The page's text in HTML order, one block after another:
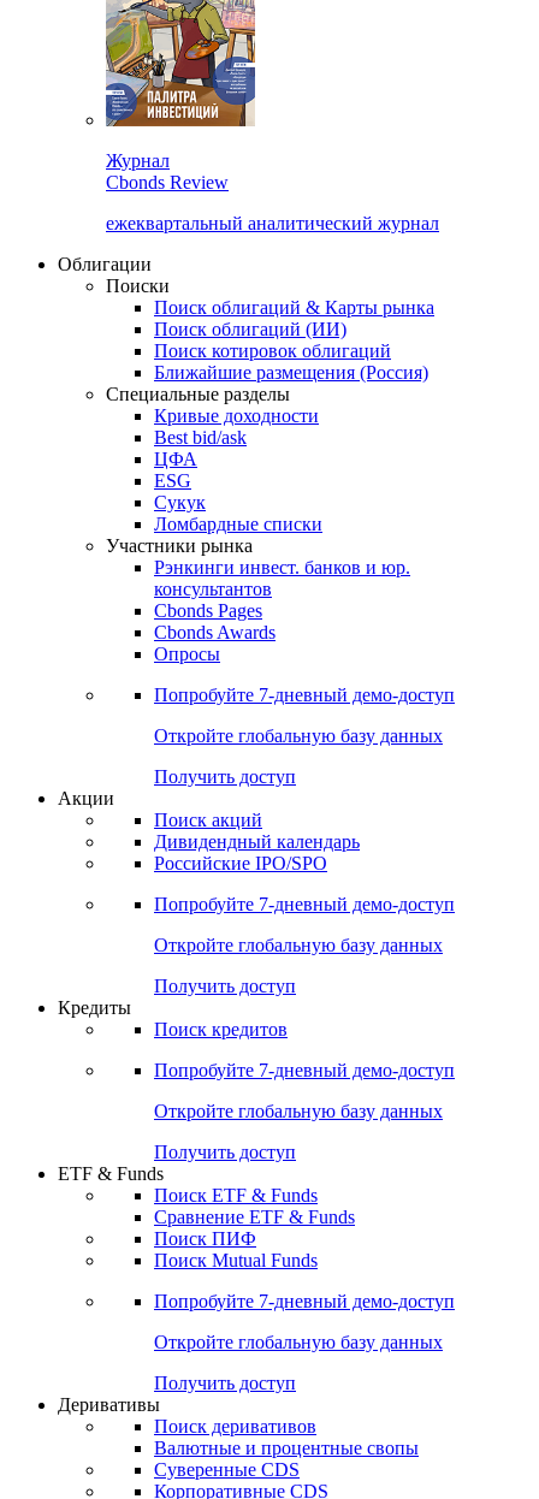
Cbonds Review
ежеквартальный аналитический журнал
Облигации
Поиски
Поиск облигаций & Карты рынка
Поиск облигаций (ИИ)
Поиск котировок облигаций
Ближайшие размещения (Россия)
Специальные разделы
Кривые доходности
Best bid/ask
ЦФА
ESG
Сукук
Ломбардные списки
Участники рынка
Рэнкинги инвест. банков и юр.
Cbonds Pages
Опросы
Попробуйте7-дневный
Откройте глобальную базу данных
Получить доступ
Поиск акций
Российские IPO/SPO
Попробуйте7-дневный
Откройте глобальную базу данных
Получить доступ
Поиск кредитов
Попробуйте7-дневный
Откройте глобальную базу данных
Получить доступ
ETF & Funds
Сравнение ETF & Funds
Поиск Mutual Funds
Попробуйте7-дневный
Откройте глобальную базу данных
Получить доступ
Деривативы